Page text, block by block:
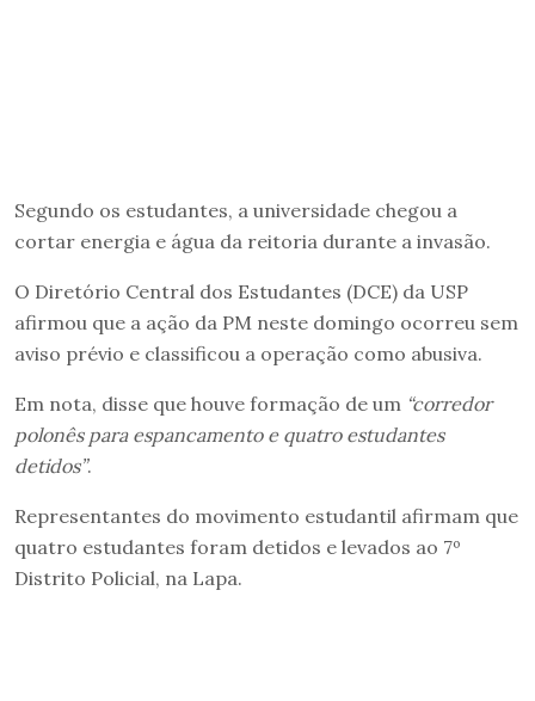
Segundo os estudantes, a universidade chegou a
cortar energia e água da reitoria durante a invasão.
O Diretório Central dos Estudantes (DCE) da USP
afirmou que a ação da PM neste domingo ocorreu sem
aviso prévio e classificou a operação como abusiva.
Em nota, disse que houve formação de um “corredor
polonês para espancamento e quatro estudantes
detidos”.
Representantes do movimento estudantil afirmam que
quatro estudantes foram detidos e levados ao 7º
Distrito Policial, na Lapa.